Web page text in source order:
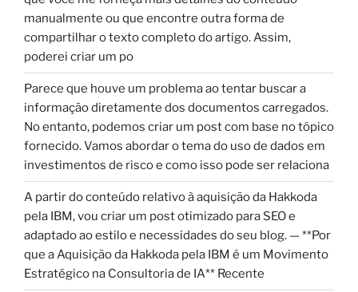
manualmente ou que encontre outra forma de
compartilhar o texto completo do artigo. Assim,
poderei criar um po
Parece que houve um problema ao tentar buscar a
informação diretamente dos documentos carregados.
No entanto, podemos criar um post com base no tópico
fornecido. Vamos abordar o tema do uso de dados em
investimentos de risco e como isso pode ser relaciona
A partir do conteúdo relativo à aquisição da Hakkoda
pela IBM, vou criar um post otimizado para SEO e
adaptado ao estilo e necessidades do seu blog. — **Por
que a Aquisição da Hakkoda pela IBM é um Movimento
Estratégico na Consultoria de IA** Recente